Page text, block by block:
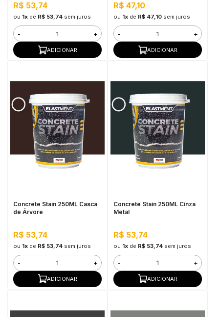
R$ 53,74
ou 1xde R$ 53,74 sem juros
- +
ADICIONAR
R$ 47,10
ou 1xde R$ 47,10 sem juros
- +
ADICIONAR
Concrete Stain 250ML Casca
de Árvore
R$ 53,74
ou 1xde R$ 53,74 sem juros
- +
ADICIONAR
Concrete Stain 250ML Cinza
Metal
R$ 53,74
ou 1xde R$ 53,74 sem juros
- +
ADICIONAR